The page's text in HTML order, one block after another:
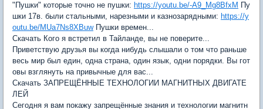
"Пушки" которые точно не пушки: https://youtu.be/-A9_Mg8BfxM Пу
шки 17в. были стальными, нарезными и казнозарядными: https://y
outu.be/MUa7Ns8XBuwПушки времен...
Скачать Кого я встретил в Тайланде, вы не поверите...
Приветствую друзья вы когда нибудь слышали о том что раньше
весь мир был един, одна страна, один язык, одни порядки. Вы гот
овы взглянуть на привычные для вас...
Скачать ЗАПРЕЩЁННЫЕ ТЕХНОЛОГИИ МАГНИТНЫХ ДВИГАТЕ
ЛЕЙ
Сегодня я вам покажу запрещённые знания и технологии магнитн